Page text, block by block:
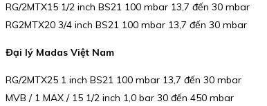
RG/2MTX15 1/2 inch BS21 100 mbar 13,7 đến 30 mbar
RG2MTX20 3/4 inch BS21 100 mbar 13,7 đến 30 mbar
Đại lý Madas Việt Nam
RG/2MTX25 1 inch BS21 100 mbar 13,7 đến 30 mbar
MVB / 1 MAX / 15 1/2 inch 1,0 bar 30 đến 450 mbar